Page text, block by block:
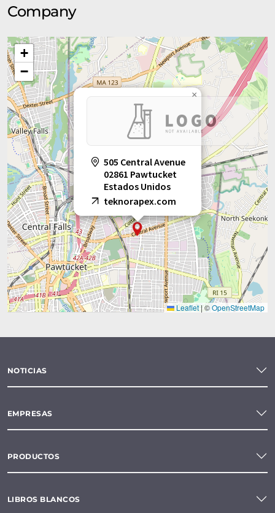
Company
505 Central Avenue
02861 Pawtucket
Estados Unidos
teknorapex.com
×
+
−
Leaflet|©OpenStreetMap
NOTICIAS
EMPRESAS
PRODUCTOS
LIBROS BLANCOS